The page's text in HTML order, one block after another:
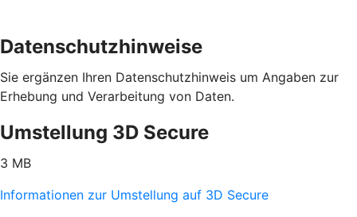
Datenschutzhinweise
Sie ergänzen Ihren Datenschutzhinweis um Angaben zur
Erhebung und Verarbeitung von Daten.
Umstellung 3D Secure
3 MB
Informationen zur Umstellung auf 3D Secure